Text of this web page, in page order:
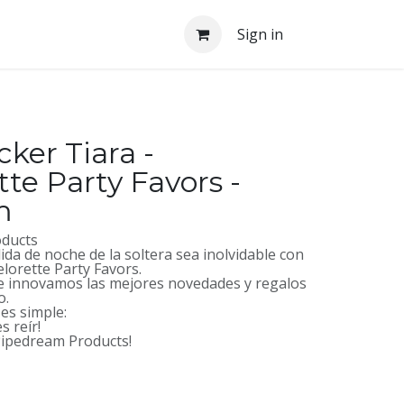
Sign in
Tiara -
Party Favors -
de noche de la soltera sea inolvidable con
Party Favors.
innovamos las mejores novedades y regalos
simple:
reír!
Products!